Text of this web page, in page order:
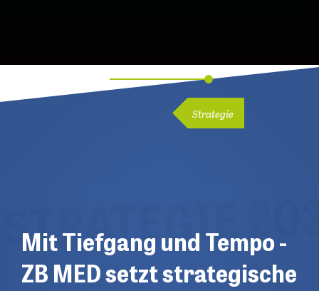
Strategie
STRATEGIE
Mit Tiefgang und Tempo -
ZB MED setzt strategische